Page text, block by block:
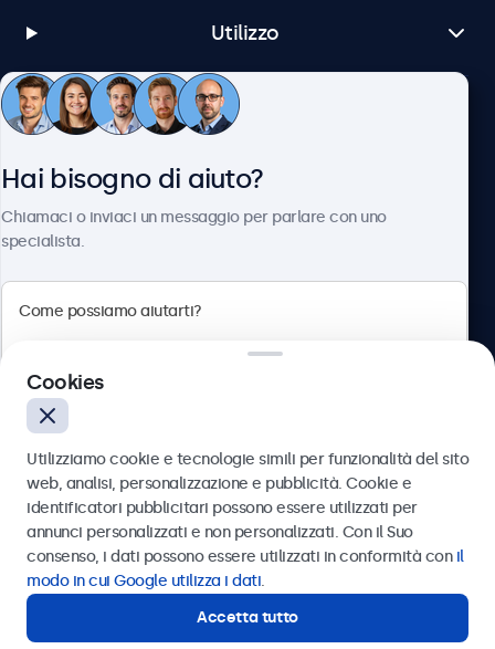
Utilizzo
Servizio Clienti
Italiano
Hai bisogno di aiuto?
Chiamaci o inviaci un messaggio per parlare con uno
specialista.
Inviare
Oppure chiamaci al
Contatta i nostri esperti
Cookies
Utilizziamo cookie e tecnologie simili per funzionalità del sito
web, analisi, personalizzazione e pubblicità. Cookie e
identificatori pubblicitari possono essere utilizzati per
annunci personalizzati e non personalizzati. Con il Suo
consenso, i dati possono essere utilizzati in conformità con il
modo in cui Google utilizza i dati.
Accetta tutto